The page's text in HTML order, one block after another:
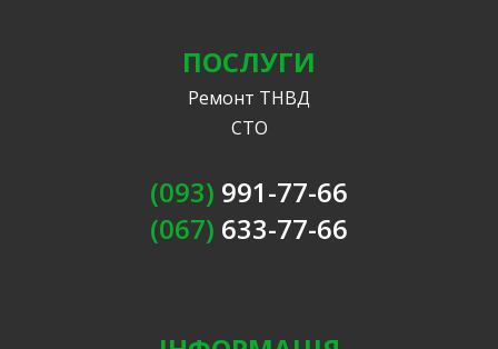
ПОСЛУГИ
Ремонт ТНВД
СТО
(093) 991-77-66
(067) 633-77-66